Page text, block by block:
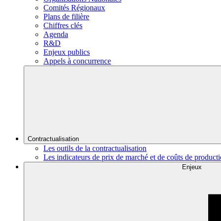
Comités Régionaux
Plans de filière
Chiffres clés
Agenda
R&D
Enjeux publics
Appels à concurrence
Contractualisation
Les outils de la contractualisation
Les indicateurs de prix de marché et de coûts de
Enjeux